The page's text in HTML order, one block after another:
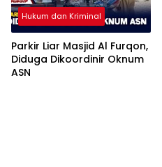
Hukum dan Kriminal
Parkir Liar Masjid Al Furqon,
Diduga Dikoordinir Oknum
ASN